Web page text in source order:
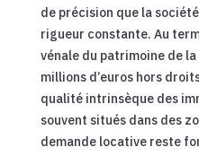
de précision que la
rigueur constante. Au
vénale du patrimoine de la
millions d’euros hors
qualité intrinsèque des
souvent situés dans des
demande locative reste